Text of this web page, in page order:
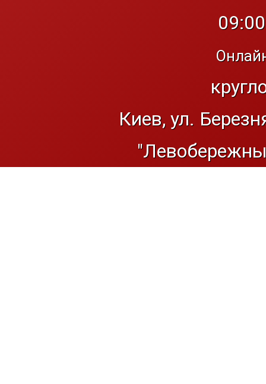
Киев, ул.